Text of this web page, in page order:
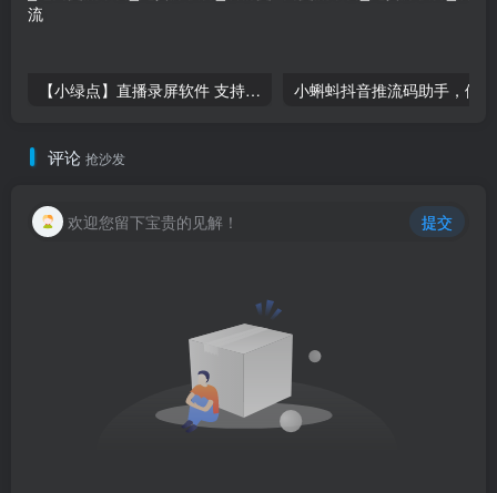
【小绿点】直播录屏软件 支持抖音快手直播屏幕高清录制
评论 抢沙发
欢迎您留下宝贵的见解！ 提交